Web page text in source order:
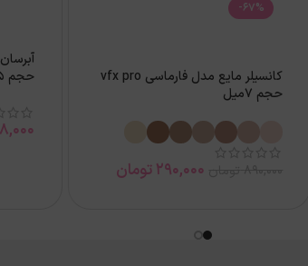
-67%
کانسیلر مایع مدل فارماسی vfx pro
حجم 7میل
290,000تومان
حجم 125 میل